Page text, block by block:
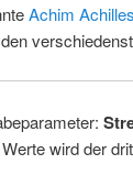
Achim Achilles
wird der